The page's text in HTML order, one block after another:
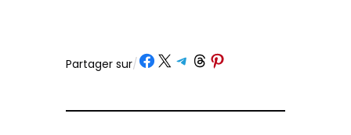
Partager sur/ Partager sur Facebook
Partager sur X Partager sur Telegram
Partager sur Threads
Partager sur Pinterest